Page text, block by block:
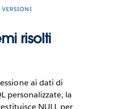
VERSIONI
risolti
ai dati di
personalizzate, la
NULL per